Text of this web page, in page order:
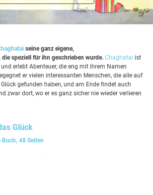
seine ganz eigene,
speziell für ihn geschrieben wurde. Chaghatai ist
erlebt Abenteuer, die eng mit ihrem Namen
er vielen interessanten Menschen, die alle auf
gefunden haben, und am Ende findet auch
zwar dort, wo er es ganz sicher nie wieder verlieren
Glück
Buch, 48 Seiten